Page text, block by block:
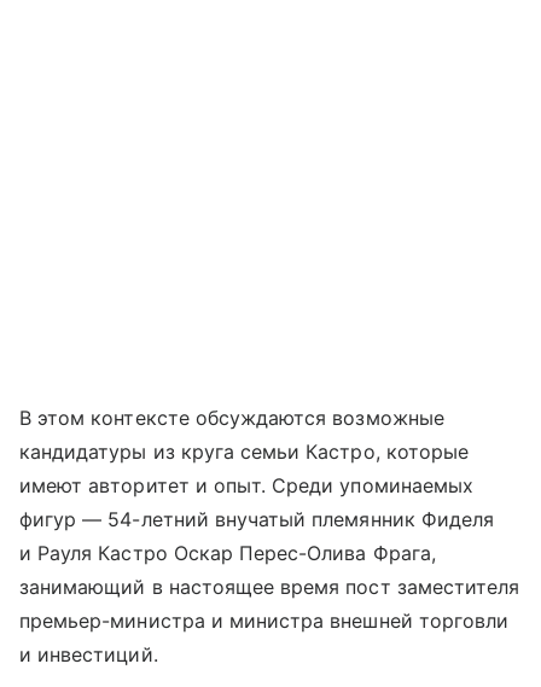
В этом контексте обсуждаются возможные
кандидатуры из круга семьи Кастро, которые
имеют авторитет и опыт. Среди упоминаемых
фигур — 54-летний внучатый племянник Фиделя
и Рауля Кастро Оскар Перес-Олива Фрага,
занимающий в настоящее время пост заместителя
премьер-министра и министра внешней торговли
и инвестиций.